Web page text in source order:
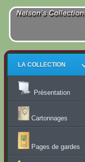
LA COLLECTION
Présentation
Cartonnages
Pages de gardes